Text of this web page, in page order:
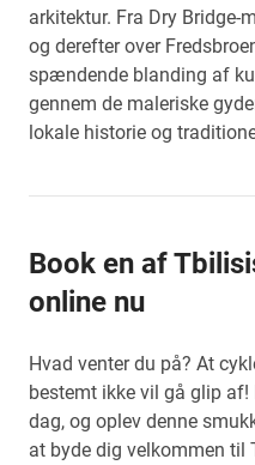
arkitektur. Fra Dry Bridge-
og derefter over
spændende blanding af
gennem de maleriske
lokale historie og
Book en af
online nu
Hvad venter du på? At
bestemt ikke vil gå glip af!
dag, og oplev denne
at byde dig velkommen til